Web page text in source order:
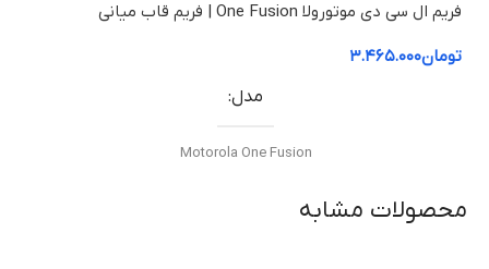
فریم ال سی دی موتورولا One Fusion | فریم قاب میانی
تومان۳.۴۶۵.۰۰۰
مدل
Motorola One Fusion
محصولات مشابه